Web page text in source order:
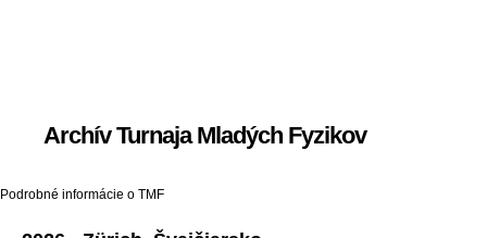
Archív Turnaja Mladých Fyzikov
Podrobné informácie o TMF